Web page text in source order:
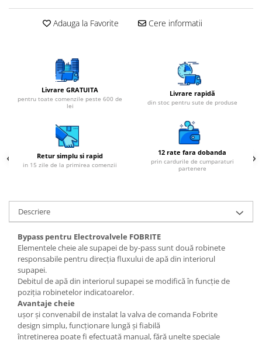
Adauga la Favorite Cere informatii
Livrare GRATUITA
pentru toate comenzile peste 600 de
lei
Livrare rapidă
din stoc pentru sute de produse
Retur simplu si rapid
in 15 zile de la primirea comenzii
12 rate fara dobanda
prin cardurile de cumparaturi
partenere
Descriere
Bypass pentru Electrovalvele FOBRITE
Elementele cheie ale supapei de by-pass sunt două robinete
responsabile pentru direcția fluxului de apă din interiorul
supapei.
Debitul de apă din interiorul supapei se modifică în funcție de
poziția robinetelor indicatoarelor.
Avantaje cheie
ușor și convenabil de instalat la valva de comanda Fobrite
design simplu, funcționare lungă și fiabilă
întreținerea poate fi efectuată manual, fără unelte speciale